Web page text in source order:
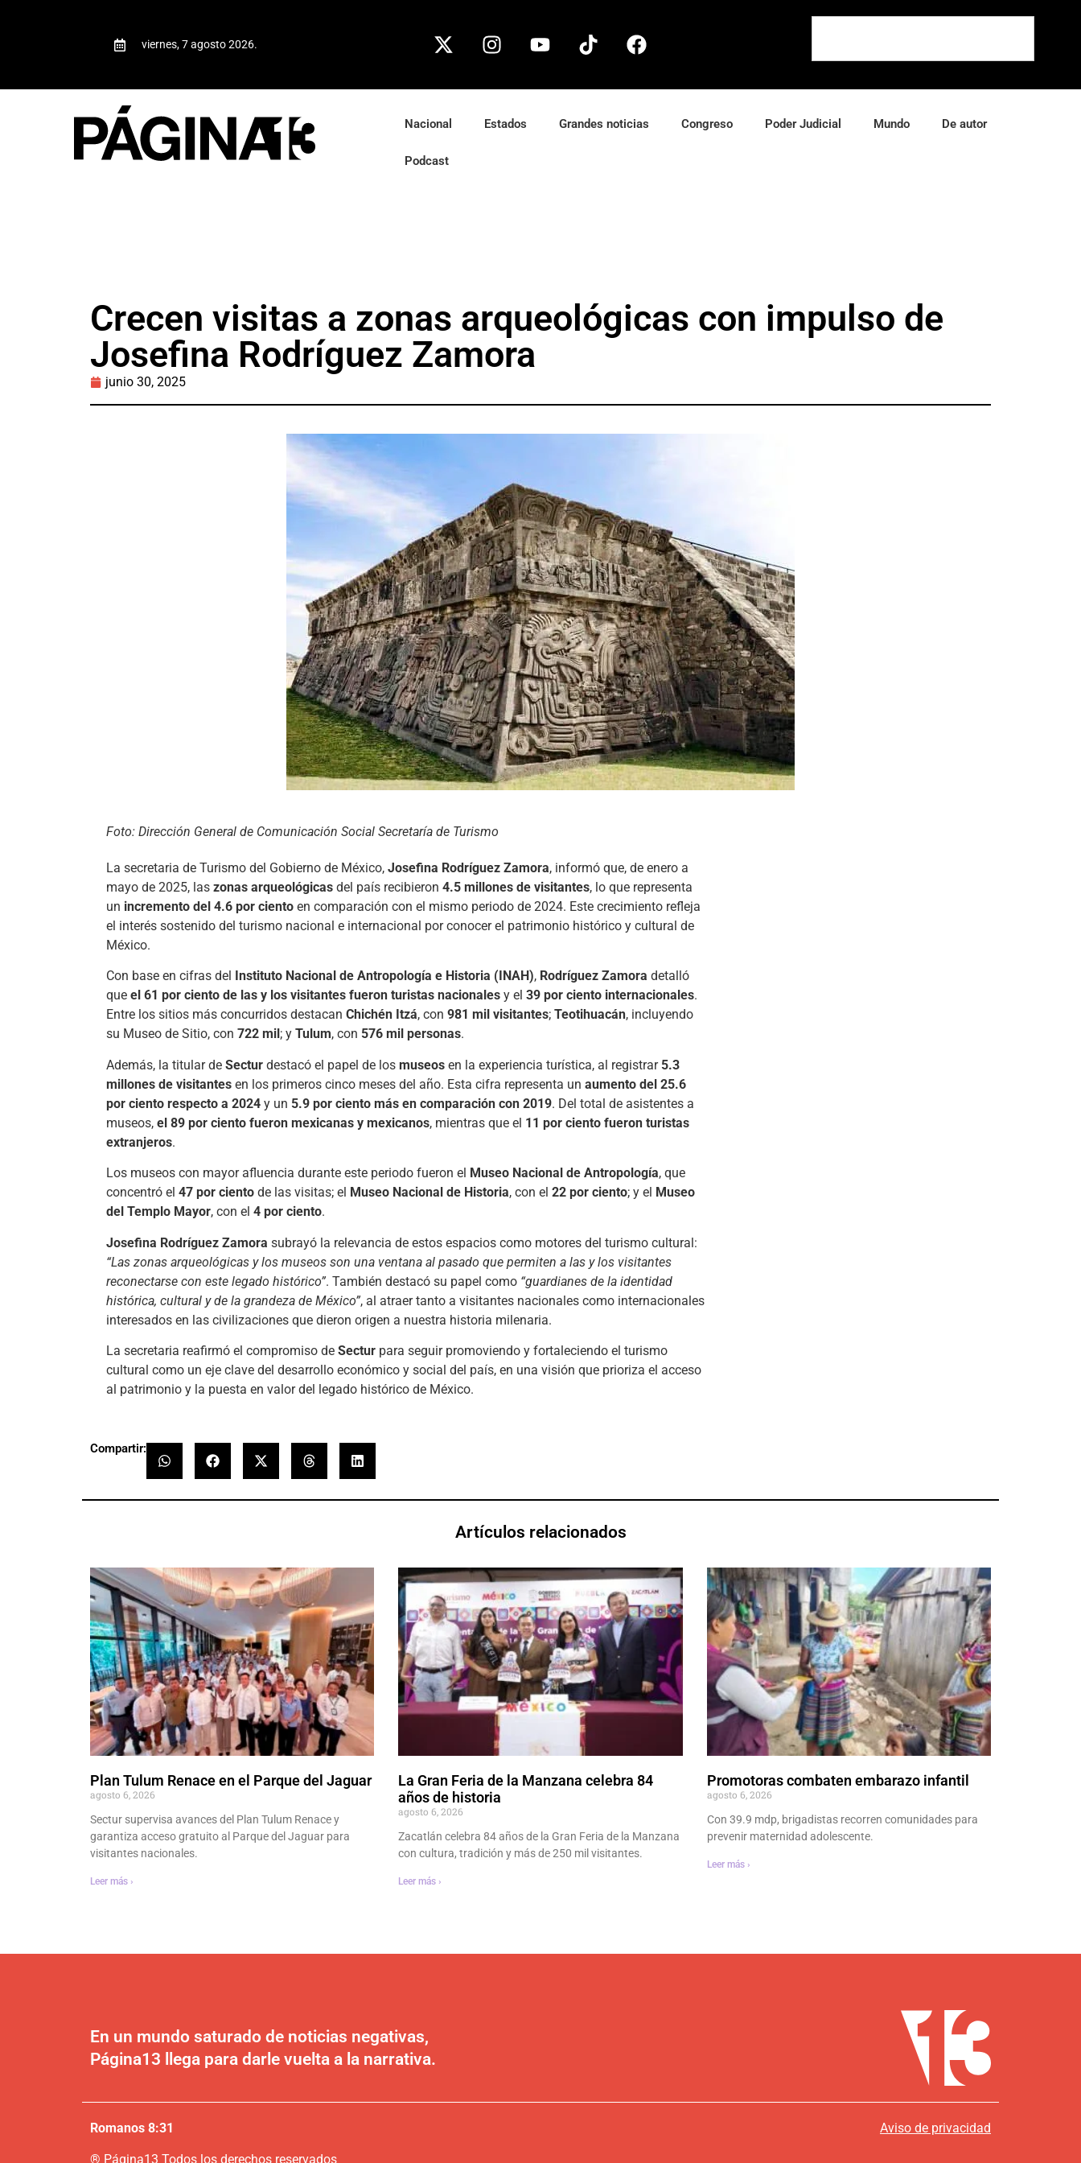
viernes, 7 agosto 2026.
Nacional Estados Grandes noticias Congreso Poder Judicial Mundo De autor
Podcast
Crecen visitas a zonas arqueológicas con impulso de
Josefina Rodríguez Zamora
junio 30, 2025
Foto: Dirección General de Comunicación Social Secretaría de Turismo
La secretaria de Turismo del Gobierno de México, Josefina Rodríguez Zamora, informó que, de enero a
mayo de 2025, las zonas arqueológicas del país recibieron 4.5 millones de visitantes, lo que representa
un incremento del 4.6 por ciento en comparación con el mismo periodo de 2024. Este crecimiento refleja
el interés sostenido del turismo nacional e internacional por conocer el patrimonio histórico y cultural de
México.
Con base en cifras del Instituto Nacional de Antropología e Historia (INAH), Rodríguez Zamora detalló
que el 61 por ciento de las y los visitantes fueron turistas nacionales y el 39 por ciento internacionales.
Entre los sitios más concurridos destacan Chichén Itzá, con 981 mil visitantes; Teotihuacán, incluyendo
su Museo de Sitio, con 722 mil ; y Tulum, con 576 mil personas.
Además, la titular de Sectur destacó el papel de los museos en la experiencia turística, al registrar 5.3
millones de visitantes en los primeros cinco meses del año. Esta cifra representa un aumento del 25.6
por ciento respecto a 2024 y un 5.9 por ciento más en comparación con 2019. Del total de asistentes a
museos, el 89 por ciento fueron mexicanas y mexicanos, mientras que el 11 por ciento fueron turistas
extranjeros.
Los museos con mayor afluencia durante este periodo fueron el Museo Nacional de Antropología, que
concentró el 47 por ciento de las visitas; el Museo Nacional de Historia, con el 22 por ciento; y el Museo
del Templo Mayor, con el 4 por ciento.
Josefina Rodríguez Zamora subrayó la relevancia de estos espacios como motores del turismo cultural:
“Las zonas arqueológicas y los museos son una ventana al pasado que permiten a las y los visitantes
reconectarse con este legado histórico”. También destacó su papel como “guardianes de la identidad
histórica, cultural y de la grandeza de México”, al atraer tanto a visitantes nacionales como internacionales
interesados en las civilizaciones que dieron origen a nuestra historia milenaria.
La secretaria reafirmó el compromiso de Sectur para seguir promoviendo y fortaleciendo el turismo
cultural como un eje clave del desarrollo económico y social del país, en una visión que prioriza el acceso
al patrimonio y la puesta en valor del legado histórico de México.
Compartir:
Artículos relacionados
Plan Tulum Renace en el Parque del Jaguar
agosto 6, 2026
Sectur supervisa avances del Plan Tulum Renace y
garantiza acceso gratuito al Parque del Jaguar para
visitantes nacionales.
Leer más ›
La Gran Feria de la Manzana celebra 84
años de historia
agosto 6, 2026
Zacatlán celebra 84 años de la Gran Feria de la Manzana
con cultura, tradición y más de 250 mil visitantes.
Leer más ›
Promotoras combaten embarazo infantil
agosto 6, 2026
Con 39.9 mdp, brigadistas recorren comunidades para
prevenir maternidad adolescente.
Leer más ›
En un mundo saturado de noticias negativas,
Página13 llega para darle vuelta a la narrativa.
Romanos 8:31
® Página13 Todos los derechos reservados
Aviso de privacidad